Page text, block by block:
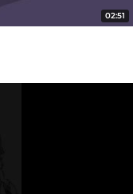
02:51